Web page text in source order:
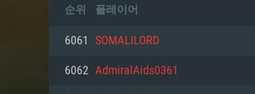
순위 플레이어
6061 SOMALILORD
6062 AdmiralAids0361